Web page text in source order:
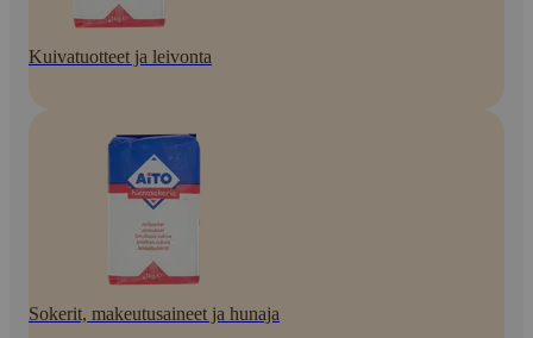
Kuivatuotteet ja leivonta
Sokerit, makeutusaineet ja hunaja